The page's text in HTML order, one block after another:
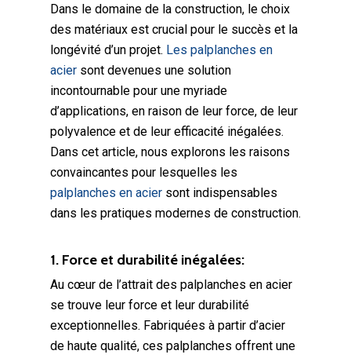
Dans le domaine de la construction, le choix
des matériaux est crucial pour le succès et la
longévité d’un projet. Les palplanches en
acier sont devenues une solution
incontournable pour une myriade
d’applications, en raison de leur force, de leur
polyvalence et de leur efficacité inégalées.
Dans cet article, nous explorons les raisons
convaincantes pour lesquelles les
palplanches en acier sont indispensables
dans les pratiques modernes de construction.
1. Force et durabilité inégalées:
Au cœur de l’attrait des palplanches en acier
se trouve leur force et leur durabilité
exceptionnelles. Fabriquées à partir d’acier
de haute qualité, ces palplanches offrent une